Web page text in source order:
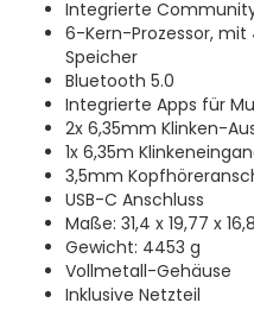
Integrierte
6-Kern-Prozessor, mit
Speicher
Bluetooth 5.0
Integrierte Apps für
2x 6,35mm Klinken-
1x 6,35m
3,5mm
USB-C Anschluss
Maße: 31,4 x 19,77 x
Gewicht: 4453 g
Vollmetall-Gehäuse
Inklusive Netzteil